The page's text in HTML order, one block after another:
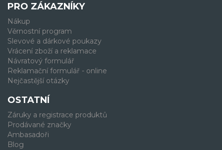
PRO ZÁKAZNÍKY
Nákup
Věrnostní program
Slevové a dárkové poukazy
Vrácení zboží a reklamace
Návratový formulář
Reklamační formulář - online
Nejčastější otázky
OSTATNÍ
Záruky a registrace produktů
Prodávané značky
Ambasadoři
Blog